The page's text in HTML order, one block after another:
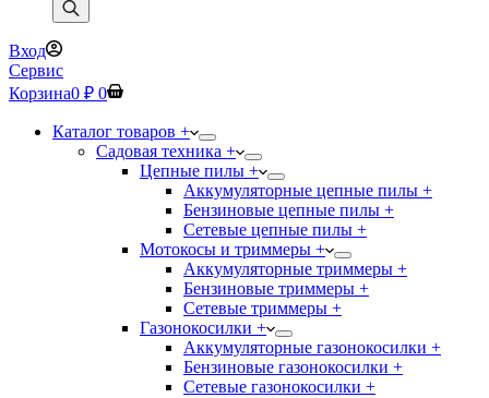
Вход
Сервис
Корзина0 ₽ 0
Каталог товаров +
Садовая техника +
Цепные пилы +
Аккумуляторные цепные пилы +
Бензиновые цепные пилы +
Сетевые цепные пилы +
Мотокосы и триммеры +
Аккумуляторные триммеры +
Бензиновые триммеры +
Сетевые триммеры +
Газонокосилки +
Аккумуляторные газонокосилки +
Бензиновые газонокосилки +
Сетевые газонокосилки +